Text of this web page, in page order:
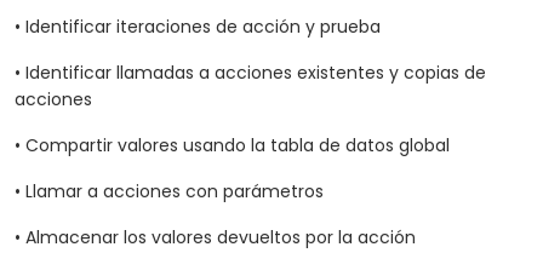
• Identificar iteraciones de acción y prueba
• Identificar llamadas a acciones existentes y copias de
acciones
• Compartir valores usando la tabla de datos global
• Llamar a acciones con parámetros
• Almacenar los valores devueltos por la acción